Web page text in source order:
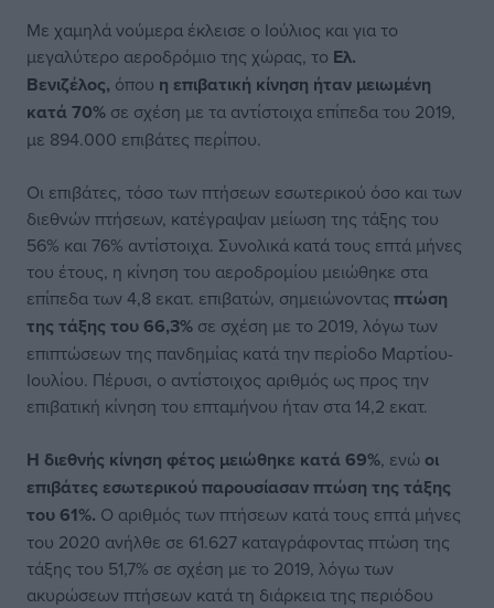
Με χαμηλά νούμερα έκλεισε ο Ιούλιος και για το
μεγαλύτερο αεροδρόμιο της χώρας, το Ελ.
Βενιζέλος, όπου η επιβατική κίνηση ήταν μειωμένη
κατά 70% σε σχέση με τα αντίστοιχα επίπεδα του 2019,
με 894.000 επιβάτες περίπου.
Οι επιβάτες, τόσο των πτήσεων εσωτερικού όσο και των
διεθνών πτήσεων, κατέγραψαν μείωση της τάξης του
56% και 76% αντίστοιχα. Συνολικά κατά τους επτά μήνες
του έτους, η κίνηση του αεροδρομίου μειώθηκε στα
επίπεδα των 4,8 εκατ. επιβατών, σημειώνοντας πτώση
της τάξης του 66,3% σε σχέση με το 2019, λόγω των
επιπτώσεων της πανδημίας κατά την περίοδο Μαρτίου-
Ιουλίου. Πέρυσι, ο αντίστοιχος αριθμός ως προς την
επιβατική κίνηση του επταμήνου ήταν στα 14,2 εκατ.
Η διεθνής κίνηση φέτος μειώθηκε κατά 69%, ενώ οι
επιβάτες εσωτερικού παρουσίασαν πτώση της τάξης
του 61%. Ο αριθμός των πτήσεων κατά τους επτά μήνες
του 2020 ανήλθε σε 61.627 καταγράφοντας πτώση της
τάξης του 51,7% σε σχέση με το 2019, λόγω των
ακυρώσεων πτήσεων κατά τη διάρκεια της περιόδου